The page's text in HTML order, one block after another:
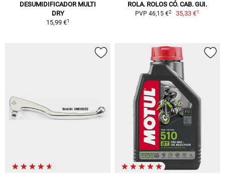
DESUMIDIFICADOR MULTI
DRY
15,99 €1
ROLA. ROLOS CÓ. CAB. GUI.
PVP 46,15 €2 35,33 €1